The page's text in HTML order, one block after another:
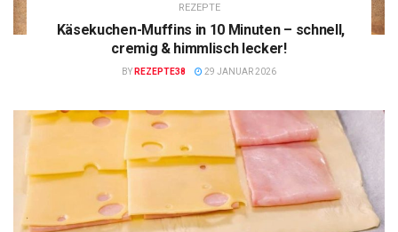
REZEPTE
Käsekuchen-Muffins in 10 Minuten – schnell,
cremig & himmlisch lecker!
BY REZEPTE38 29 JANUAR 2026